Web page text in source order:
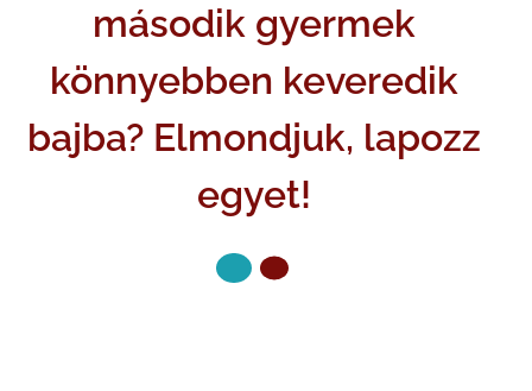
második gyermek
könnyebben keveredik
bajba? Elmondjuk, lapozz
egyet!